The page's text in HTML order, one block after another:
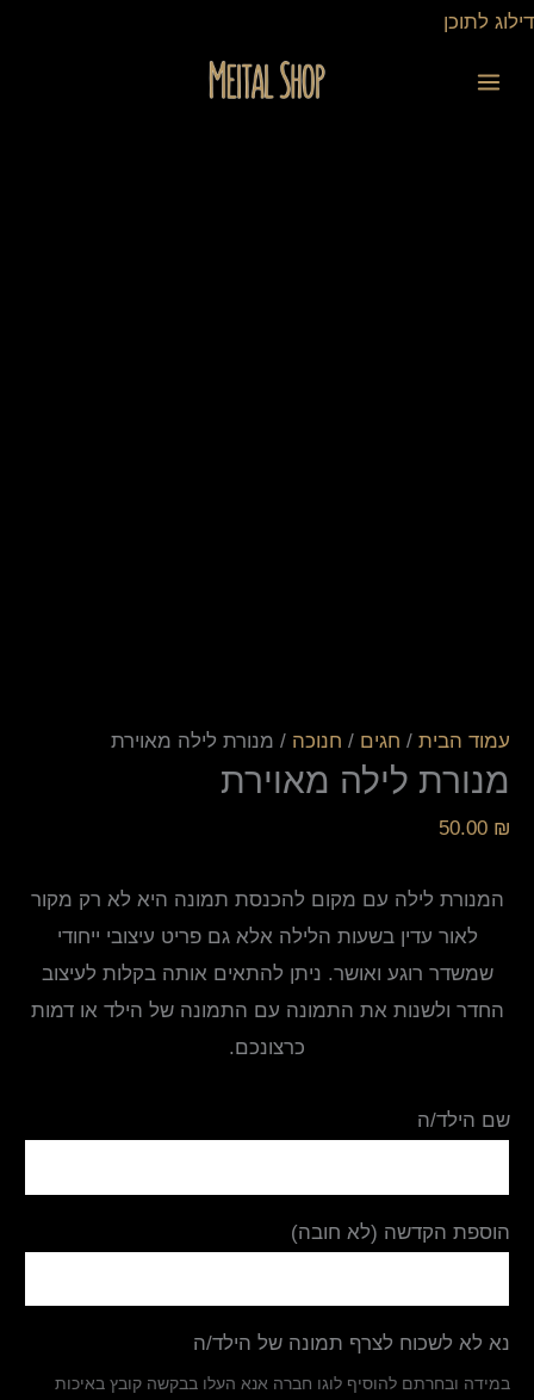
דילוג לתוכן
דילוג
עמוד הבית / חגים / חנוכה / מנורת לילה מאוירת
מנורת לילה מאוירת
50.00 ₪
המנורת לילה עם מקום להכנסת תמונה היא לא רק מקור
לאור עדין בשעות הלילה אלא גם פריט עיצובי ייחודי
שמשדר רוגע ואושר. ניתן להתאים אותה בקלות לעיצוב
החדר ולשנות את התמונה עם התמונה של הילד או דמות
כרצונכם.
שם הילד/ה
הוספת הקדשה (לא חובה)
נא לא לשכוח לצרף תמונה של הילד/ה
במידה ובחרתם להוסיף לוגו חברה אנא העלו בבקשה קובץ באיכות
של